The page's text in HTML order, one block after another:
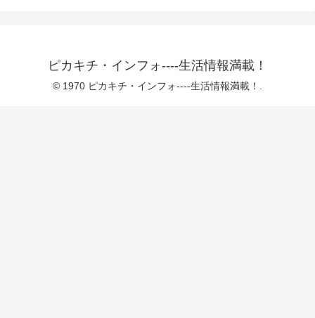
ピカキチ・インフォ----生活情報満載！
© 1970 ピカキチ・インフォ----生活情報満載！.